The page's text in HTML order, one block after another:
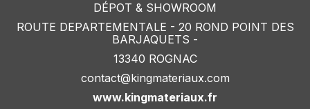
DÉPOT & SHOWROOM
ROUTE DEPARTEMENTALE - 20 ROND POINT DES
BARJAQUETS -
13340 ROGNAC
contact@kingmateriaux.com
www.kingmateriaux.fr